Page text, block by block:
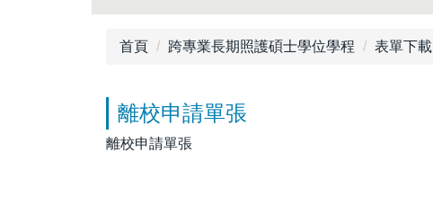
首頁 跨專業長期照護碩士學位學程 表單下載
離校申請單張
離校申請單張